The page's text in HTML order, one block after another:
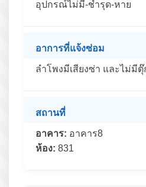
อุปกรณ์ไม่มี-ชำรุด-หาย
อาการที่แจ้งซ่อม
ลำโพงมีเสียงซ่า และไม่มีตุ๊
สถานที่
อาคาร: อาคาร8
ห้อง: 831